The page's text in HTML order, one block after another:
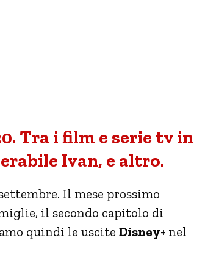
Tra i film e serie tv in
Ivan, e altro.
Il mese prossimo
il secondo capitolo di
quindi le uscite Disney+ nel